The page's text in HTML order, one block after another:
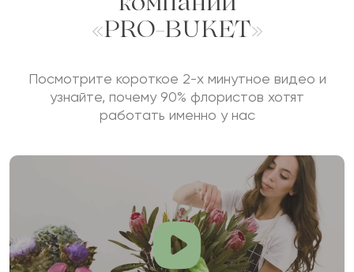
компании
«PRO-BUKET»
Посмотрите короткое 2-х минутное видео и
узнайте, почему 90% флористов хотят
работать именно у нас